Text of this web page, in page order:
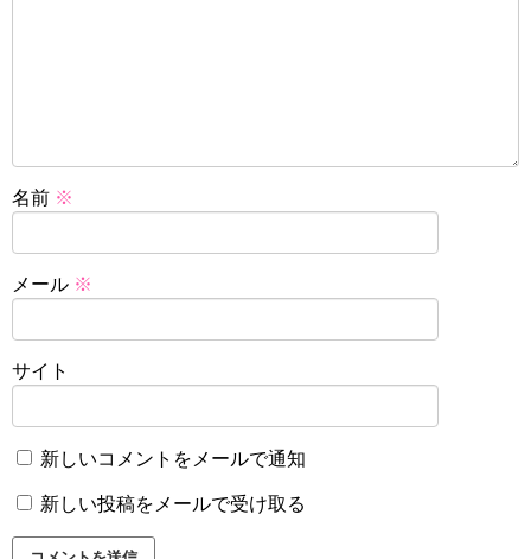
名前 ※
メール ※
サイト
新しいコメントをメールで通知
新しい投稿をメールで受け取る